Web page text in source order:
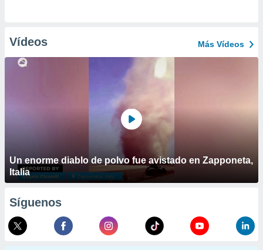
Vídeos Más Vídeos
Un enorme diablo de polvo fue avistado en Zapponeta,
Italia
Síguenos